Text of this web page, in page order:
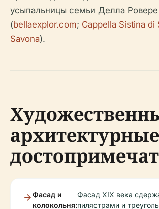
усыпальницы семьи Делла Ровере
(bellaexplor.com; Cappella Sistina di
Savona).
архитектурные
Фасад и
колокольня:
Фасад XIX века
пилястрами и